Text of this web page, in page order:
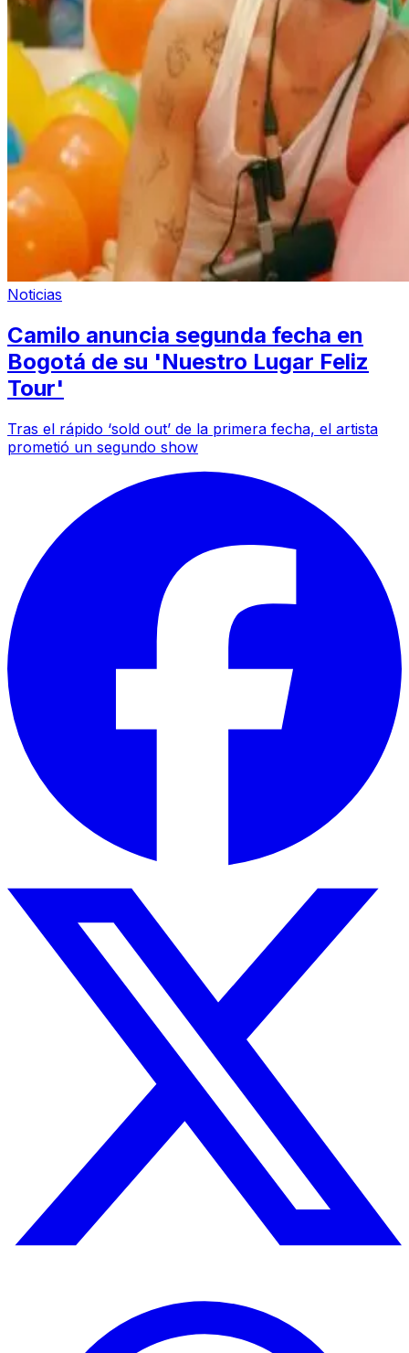
Noticias
Camilo anuncia segunda fecha en
Bogotá de su 'Nuestro Lugar Feliz
Tour'
Tras el rápido ‘sold out’ de la primera fecha, el artista
prometió un segundo show